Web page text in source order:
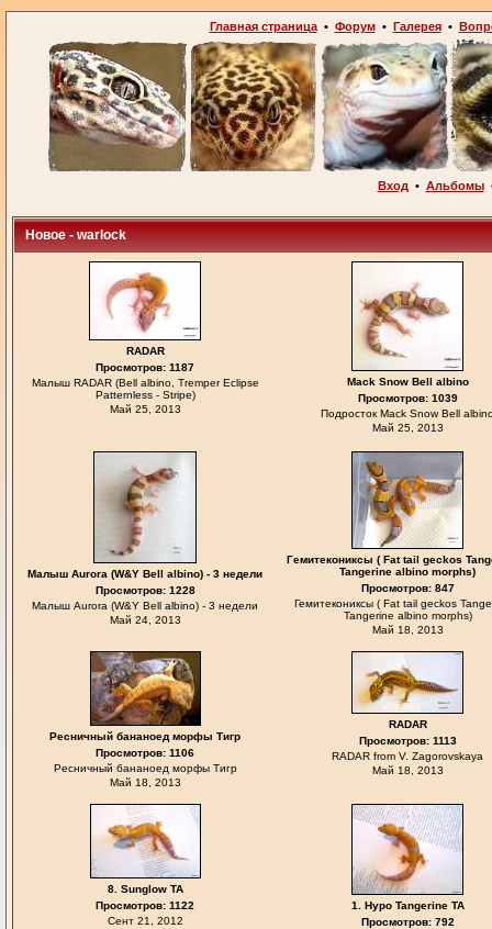
Главная страница• Форум• Галерея•
Вход • Альбомы
Новое - warlock
RADAR
Просмотров: 1187
Малыш RADAR (Bell albino, Tremper Eclipse
Patternless - Stripe)
Май 25, 2013
Mack Snow Bell albino
Просмотров: 1039
Подросток Mack Snow Bell
Май 25, 2013
Малыш Aurora (W&Y Bell albino) - 3 недели
Просмотров: 1228
Малыш Aurora (W&Y Bell albino) - 3 недели
Май 24, 2013
Гемитекониксы ( Fat tail geckos
Tangerine albino morphs)
Просмотров: 847
Гемитекониксы ( Fat tail geckos
Tangerine albino morphs)
Май 18, 2013
Ресничный бананоед морфы Тигр
Просмотров: 1106
Ресничный бананоед морфы Тигр
Май 18, 2013
RADAR
Просмотров: 1113
RADAR from V. Zagorovskaya
Май 18, 2013
8. Sunglow TA
Просмотров: 1122
Сент 21, 2012
1. Hypo Tangerine TA
Просмотров: 792